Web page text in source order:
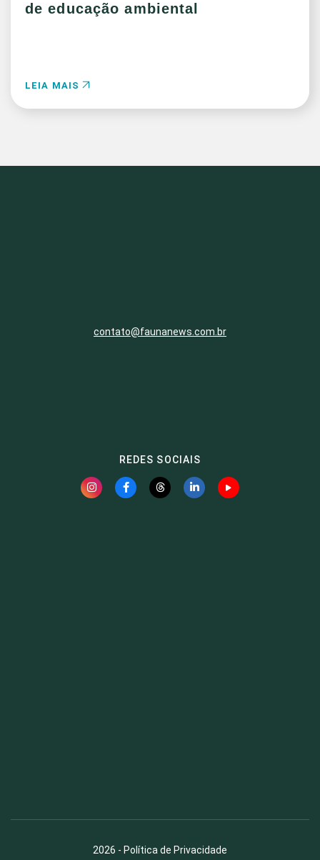
de educação ambiental
LEIA MAIS
contato@faunanews.com.br
REDES SOCIAIS
2026 - Política de Privacidade